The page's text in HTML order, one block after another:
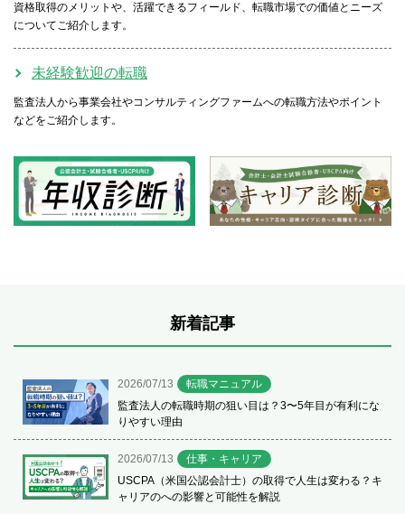
資格取得のメリットや、活躍できるフィールド、転職市場での価値とニーズ
についてご紹介します。
未経験歓迎の転職
監査法人から事業会社やコンサルティングファームへの転職方法やポイント
などをご紹介します。
新着記事
2026/07/13
転職マニュアル
監査法人の転職時期の狙い目は？3〜5年目が有利にな
りやすい理由
2026/07/13
仕事・キャリア
USCPA（米国公認会計士）の取得で人生は変わる？キ
ャリアのへの影響と可能性を解説